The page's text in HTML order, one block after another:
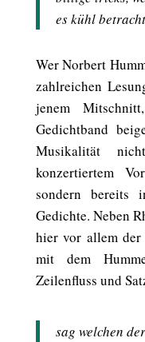
es kühl
Wer Norbert
zahlreichen
jenem
Gedichtband
Musikalität
konzertiertem
sondern bereits
Gedichte. Neben
hier vor allem der
mit dem
Zeilenfluss und
sag welchen